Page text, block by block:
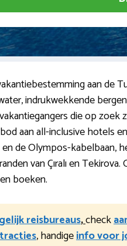
aan de
indrukwekkende
die op zoek
aan all-inclusive hotels
en de Olympos-kabelbaan,
van Çıralı en
boeken.
reisbureaus,check
, handigeinfo voor